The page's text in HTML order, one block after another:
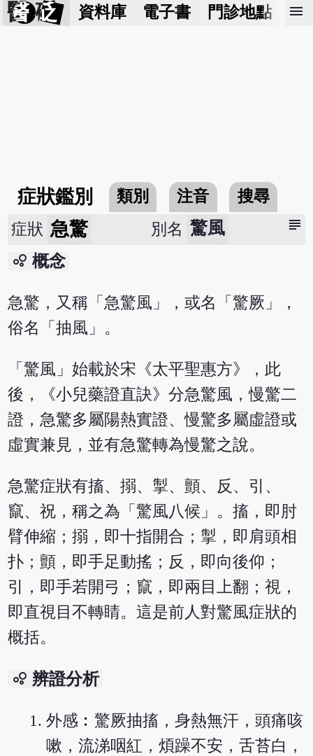
醫 砭 資料庫 電子書 門診地點 預
menu
症狀鑑別 類別 注音 搜尋
subject
症狀 急驚 別名 驚風
bubble_chart 概念
急驚，又稱「急驚風」，或名「驚厥」，
俗名「抽風」。
「驚風」始載於宋《太平聖惠方》，此
後，《小兒藥證直訣》分急驚風，慢驚二
證，急驚多屬陽熱實證、慢驚多屬虛證或
虛實兼見，並有急驚轉為慢驚之說。
急驚症狀有搐、搦、掣、顫、反、引、
竄、祝，稱之為「驚風八候」。搐，即肘
臂伸縮；搦，即十指開合；掣，即肩頭相
扑；顫，即手足動搖；反，即向後仰；
引，即手若開弓；竄，即兩目上翻；視，
即直視目不轉睛。這是前人對驚風症狀的
概括。
bubble_chart 辨證分析
外感︰驚厥抽搐，身熱無汗，頭痛咳
嗽，流涕咽紅，煩躁不安，舌苔白，